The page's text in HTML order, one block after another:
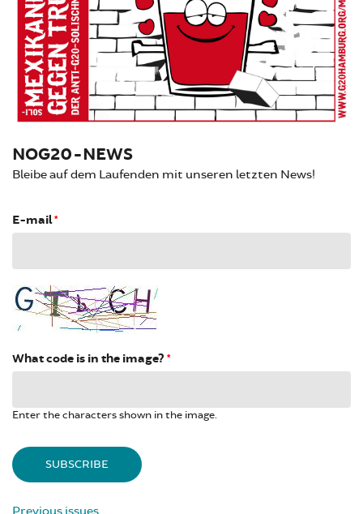
NOG20-NEWS
Bleibe auf dem Laufenden mit unseren letzten News!
E-mail*
What code is in the image? *
Enter the characters shown in the image.